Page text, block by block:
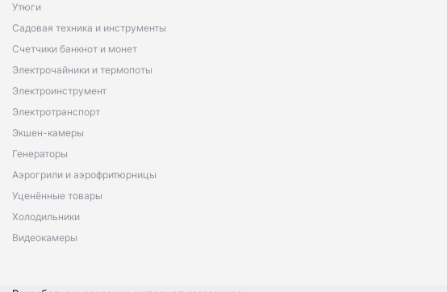
Утюги
Садовая техника и инструменты
Счетчики банкнот и монет
Электрочайники и термопоты
Электроинструмент
Электротранспорт
Экшен-камеры
Генераторы
Аэрогрили и аэрофритюрницы
Уценённые товары
Холодильники
Видеокамеры